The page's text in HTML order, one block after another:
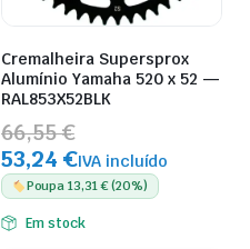
Cremalheira Supersprox
Alumínio Yamaha 520 x 52 —
RAL853X52BLK
66,55 €
53,24 €IVA incluído
Poupa 13,31 € (20%)
Em stock